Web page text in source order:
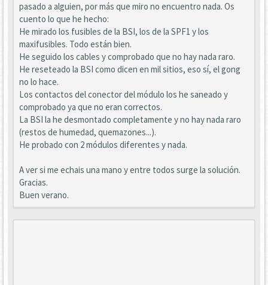
pasado a alguien, por más que miro no encuentro nada. Os
cuento lo que he hecho:
He mirado los fusibles de la BSI, los de la SPF1 y los
maxifusibles. Todo están bien.
He seguido los cables y comprobado que no hay nada raro.
He reseteado la BSI como dicen en mil sitios, eso sí, el gong
no lo hace.
Los contactos del conector del módulo los he saneado y
comprobado ya que no eran correctos.
La BSI la he desmontado completamente y no hay nada raro
(restos de humedad, quemazones...).
He probado con 2 módulos diferentes y nada.
A ver si me echais una mano y entre todos surge la solución.
Gracias.
Buen verano.